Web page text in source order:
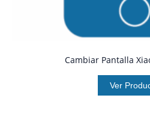
Cambiar Pantalla
Ver